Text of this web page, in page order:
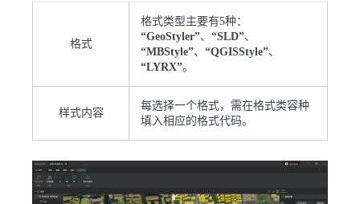
格式
格式类型主要有5种：
“GeoStyler”、 “SLD”、
“MBStyle”、 “QGISStyle”、
“LYRX”。
样式内容
每选择一个格式，需在格式类容种
填入相应的格式代码。